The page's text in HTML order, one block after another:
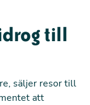
till
säljer resor till
att